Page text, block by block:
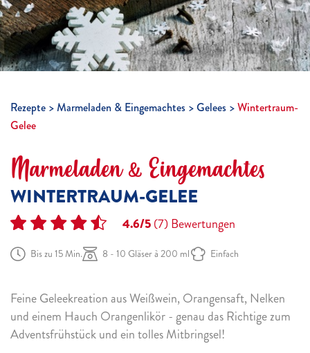
Rezepte Marmeladen & Eingemachtes Gelees
Wintertraum-
Gelee
Marmeladen & Eingemachtes
WINTERTRAUM-GELEE
4.6/5(7)Bewertungen
Bis zu 15 Min. 8 - 10 Gläser à 200 ml Einfach
Feine Geleekreation aus Weißwein, Orangensaft, Nelken
und einem Hauch Orangenlikör - genau das Richtige zum
Adventsfrühstück und ein tolles Mitbringsel!